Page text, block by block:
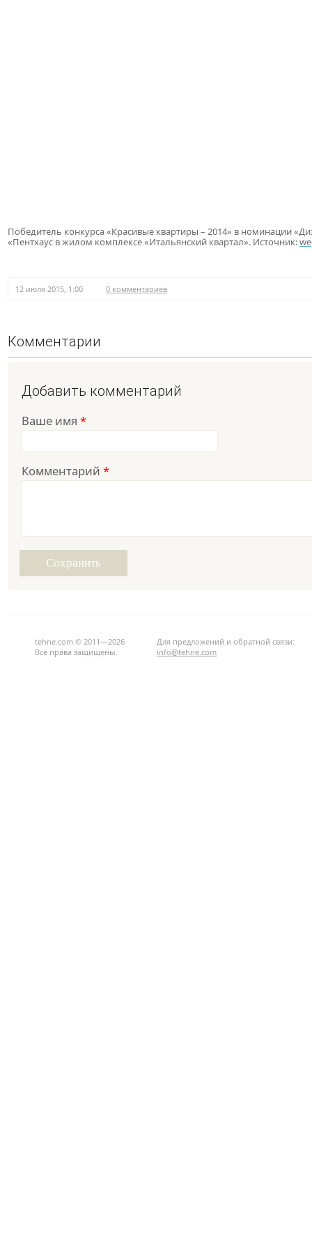
Победитель конкурса «Красивые квартиры – 2014» в номинации
«Пентхаус в жилом комплексе «Итальянский квартал». Источник:
12 июля 2015, 1:00 0 комментариев
Комментарии
Добавить комментарий
Ваше имя *
Комментарий *
tehne.com © 2011—2026
Все права защищены.
Для предложений и обратной связи:
info@tehne.com